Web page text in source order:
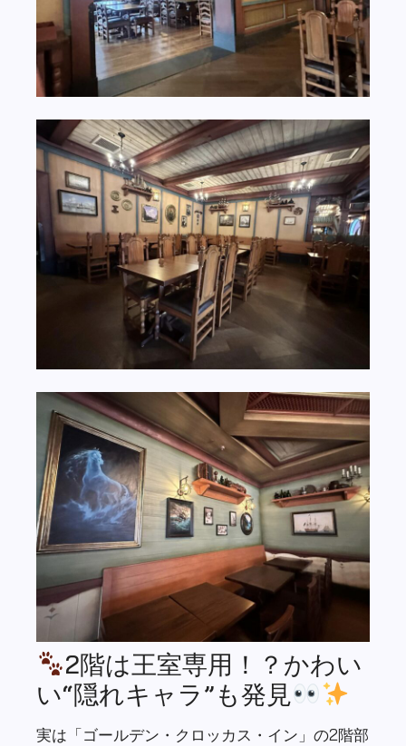
2階は王室専用！？かわい
い“隠れキャラ”も発見
実は「ゴールデン・クロッカス・イン」の2階部